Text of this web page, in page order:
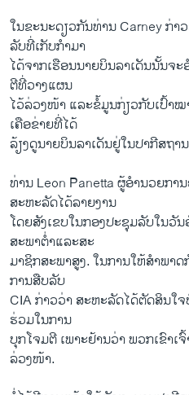
ໃນ​ຂະນະ​ດຽວ​ກັນ​ທ່ານ Carney ກ່
ລັບ​ທີ່​ເກັບ​ກຳມາ​
ໄດ້​ຈາກເຮືອນນາຍບິນລາເດັນ​ນັ້ນ​ຈ
ຕີທີ່​ວາ​ງແຜນ
ໄວ້​ລ່ວງ​ໜ້າ ​ແລະ​ຂໍ້​ມູນ​ກ່ຽວ​ກັບ​ເປົ້າ​
ເຄືອ​ຂ່າຍ​ທີ່​ໄດ້​
ລ້ຽງ​ດູ​ນາຍ​ບິນ​ລາ​ເດັນ​ຢູ່​ໃນ​ປາ​ກີ​ສຖາ
ທ່ານ Leon Panetta ຜູ້​ອໍານວຍ​ກາ
ສະຫະລັດ​ໄດ້​ລາຍ​ງານ​
ໂດຍ​ສັງ​ເຂ​ບ​ໃນ​ກອງ​ປະຊຸມ​ລັບ​ໃນ​ວັ
ສະພາ​ຕໍ່າ​ແລະ​ສະ
ມາຊິກ​ສະພາ​ສູງ. ​ໃນ​ການ​ໃຫ້​ສໍາພາ
ກາ​ນສືບ​ລັບ
CIA ກ່າວ​ວ່າ ສະຫະລັດ​ໄດ້​ຕັດສິນ​ໃ
ຮ່ວມ​ໃນ​ການ
ບຸກ​ໂຈມ​ຕີ ​ເພາະ​ຢ້ານ​ວ່າ ພວກ​ເຂົາ​ເ
ລ່ວງໜ້າ.